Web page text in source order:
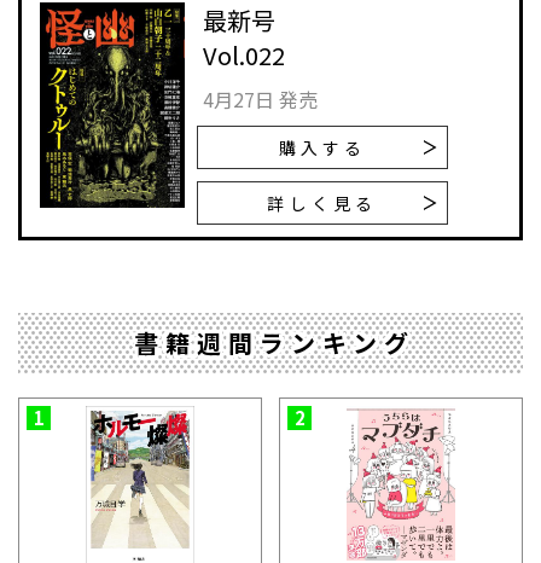
最新号
Vol.022
4月27日 発売
購入する
詳しく見る
書籍週間ランキング
1 2